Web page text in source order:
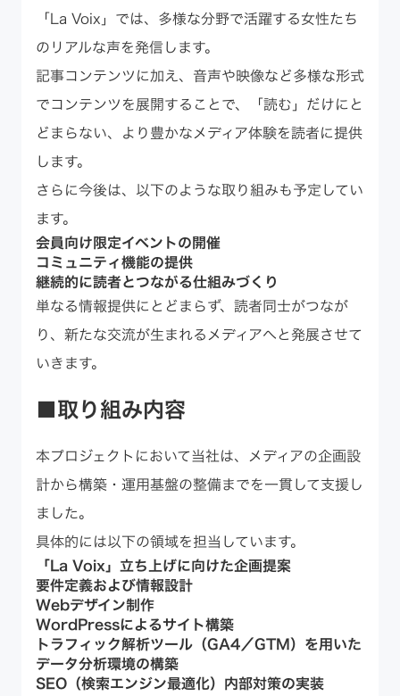
「La Voix」では、多様な分野で活躍する女性たち
のリアルな声を発信します。
記事コンテンツに加え、音声や映像など多様な形式
でコンテンツを展開することで、「読む」だけにと
どまらない、より豊かなメディア体験を読者に提供
します。
さらに今後は、以下のような取り組みも予定してい
ます。
会員向け限定イベントの開催
コミュニティ機能の提供
継続的に読者とつながる仕組みづくり
単なる情報提供にとどまらず、読者同士がつなが
り、新たな交流が生まれるメディアへと発展させて
いきます。
■取り組み内容
本プロジェクトにおいて当社は、メディアの企画設
計から構築・運用基盤の整備までを一貫して支援し
ました。
具体的には以下の領域を担当しています。
「La Voix」立ち上げに向けた企画提案
要件定義および情報設計
Webデザイン制作
WordPressによるサイト構築
トラフィック解析ツール（GA4／GTM）を用いた
データ分析環境の構築
SEO（検索エンジン最適化）内部対策の実装